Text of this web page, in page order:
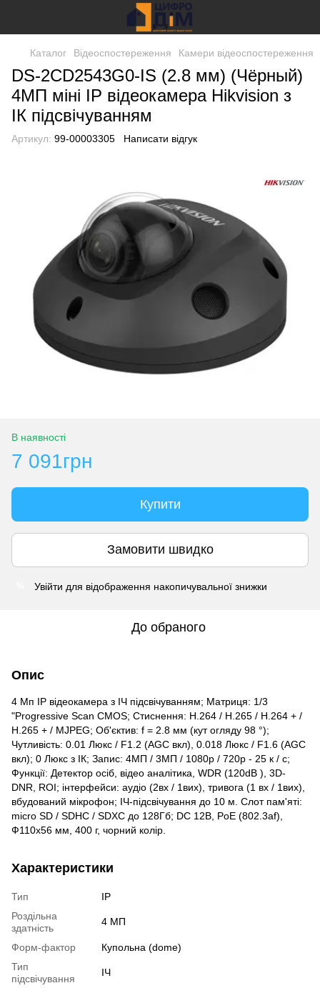
Каталог Відеоспостереження Камери відеоспостереження
DS-2CD2543G0-IS (2.8 мм) (Чёрный)
4МП міні IP відеокамера Hikvision з
ІК підсвічуванням
Артикул: 99-00003305 Написати відгук
В наявності
7 091грн
Купити
Замовити швидко
Увійти для відображення накопичувальної знижки
До обраного
Опис
4 Мп IP відеокамера з ІЧ підсвічуванням; Матриця: 1/3
"Progressive Scan CMOS; Стиснення: H.264 / H.265 / H.264 + /
H.265 + / MJPEG; Об'єктив: f = 2.8 мм (кут огляду 98 °);
Чутливість: 0.01 Люкс / F1.2 (AGC вкл), 0.018 Люкс / F1.6 (AGC
вкл); 0 Люкс з ІК; Запис: 4МП / 3МП / 1080р / 720р - 25 к / с;
Функції: Детектор осіб, відео аналітика, WDR (120dB ), 3D-
DNR, ROI; інтерфейси: аудіо (2вх / 1вих), тривога (1 вх / 1вих),
вбудований мікрофон; ІЧ-підсвічування до 10 м. Слот пам'яті:
micro SD / SDHC / SDXC до 128Гб; DC 12В, PoE (802.3af),
Ф110х56 мм, 400 г, чорний колір.
Характеристики
Тип
IP
Роздільна
здатність
4 МП
Форм-фактор
Купольна (dome)
Тип
підсвічування
ІЧ